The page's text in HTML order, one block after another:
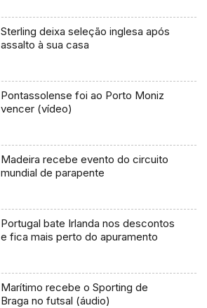
Sterling deixa seleção inglesa após
assalto à sua casa
Pontassolense foi ao Porto Moniz
vencer (vídeo)
Madeira recebe evento do circuito
mundial de parapente
Portugal bate Irlanda nos descontos
e fica mais perto do apuramento
Marítimo recebe o Sporting de
Braga no futsal (áudio)